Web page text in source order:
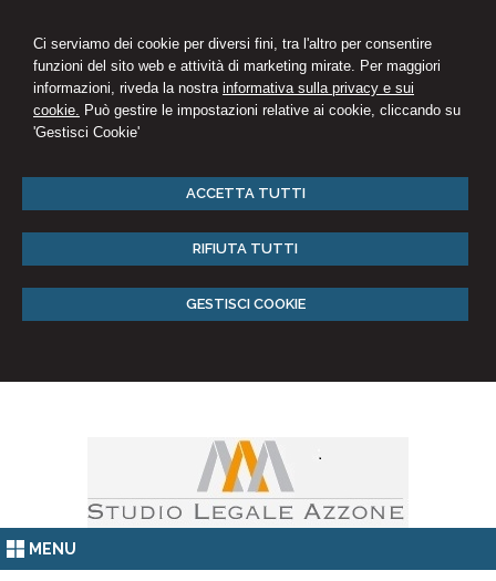
Ci serviamo dei cookie per diversi fini, tra l'altro per consentire
funzioni del sito web e attività di marketing mirate. Per maggiori
informazioni, riveda la nostra informativa sulla privacy e sui
cookie. Può gestire le impostazioni relative ai cookie, cliccando su
'Gestisci Cookie'
ACCETTA TUTTI
RIFIUTA TUTTI
GESTISCI COOKIE
MENU